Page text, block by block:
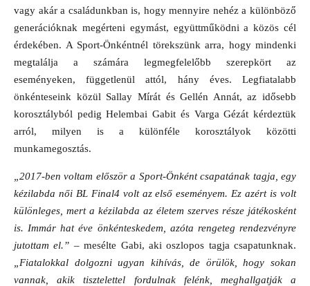
vagy akár a családunkban is, hogy mennyire nehéz a különböző
generációknak megérteni egymást, együttműködni a közös cél
érdekében. A Sport-Önkéntnél törekszünk arra, hogy mindenki
megtalálja a számára legmegfelelőbb szerepkört az
eseményeken, függetlenül attól, hány éves. Legfiatalabb
önkénteseink közül Sallay Mírát és Gellén Annát, az idősebb
korosztályból pedig Helembai Gabit és Varga Gézát kérdeztük
arról, milyen is a különféle korosztályok közötti
munkamegosztás.
„2017-ben voltam először a Sport-Önként csapatának tagja, egy
kézilabda női BL Final4 volt az első eseményem. Ez azért is volt
különleges, mert a kézilabda az életem szerves része játékosként
is. Immár hat éve önkénteskedem, azóta rengeteg rendezvényre
jutottam el.” – mesélte Gabi, aki oszlopos tagja csapatunknak.
„Fiatalokkal dolgozni ugyan kihívás, de örülök, hogy sokan
vannak, akik tisztelettel fordulnak felénk, meghallgatják a